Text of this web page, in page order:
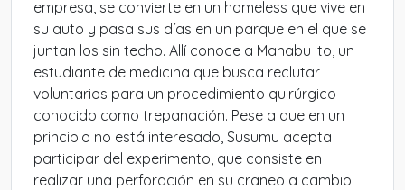
empresa, se convierte en un homeless que vive en
su auto y pasa sus días en un parque en el que se
juntan los sin techo. Allí conoce a Manabu Ito, un
estudiante de medicina que busca reclutar
voluntarios para un procedimiento quirúrgico
conocido como trepanación. Pese a que en un
principio no está interesado, Susumu acepta
participar del experimento, que consiste en
realizar una perforación en su craneo a cambio